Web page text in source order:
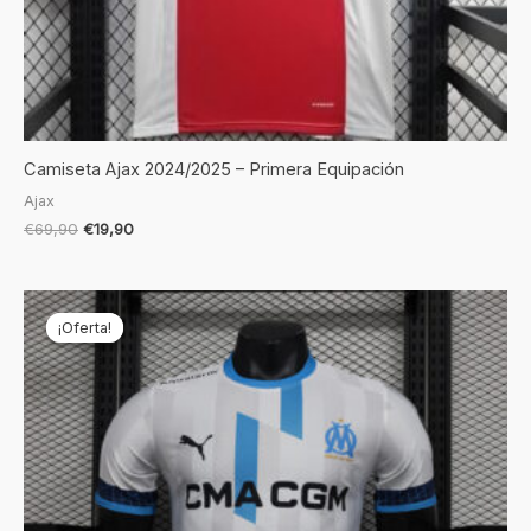
Camiseta Ajax 2024/2025 – Primera Equipación
Ajax
€69,90 €19,90
¡Oferta!
¡Oferta!
El
precio
original
era:
€69,90.
El
precio
actual
es:
€24,90.